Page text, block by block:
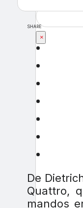
×
SHARE
De
Quattro,
mandos